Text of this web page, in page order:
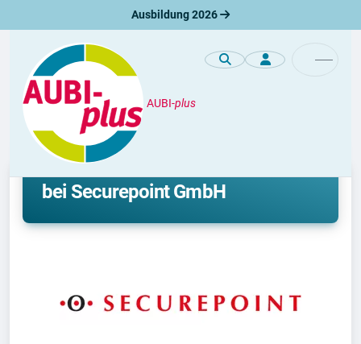
Ausbildung 2026
AUBI-plus
Unternehmen
Ausbildung und duales Studium
bei Securepoint GmbH